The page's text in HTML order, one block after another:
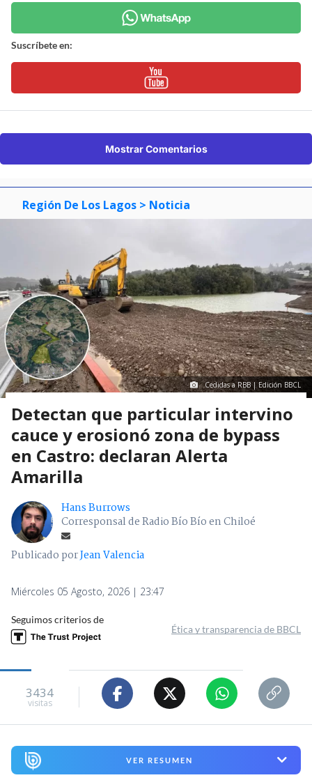
Suscríbete en:
Mostrar Comentarios
Región De Los Lagos > Noticia
Cedidas a RBB | Edición BBCL
Detectan que particular intervino
cauce y erosionó zona de bypass
en Castro: declaran Alerta
Amarilla
Hans Burrows
Corresponsal de Radio Bío Bío en Chiloé
Publicado porJean Valencia
Miércoles 05 Agosto, 2026 | 23:47
Seguimos criterios de
Ética y transparencia de BBCL
3434
visitas
VER RESUMEN